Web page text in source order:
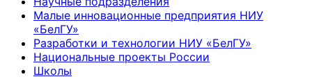
Малые инновационные предприятия НИУ
«БелГУ»
Разработки и технологии НИУ «БелГУ»
Национальные проекты России
Школы